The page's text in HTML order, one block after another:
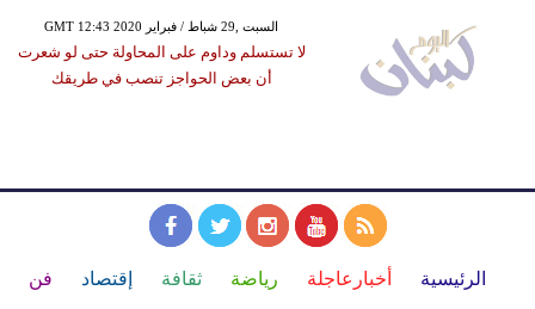
GMT 12:43 2020 السبت ,29 شباط / فبراير
لا تستسلم وداوم على المحاولة حتى لو شعرت
أن بعض الحواجز تنصب في طريقك
الرئيسية أخبارعاجلة رياضة ثقافة إقتصاد فن